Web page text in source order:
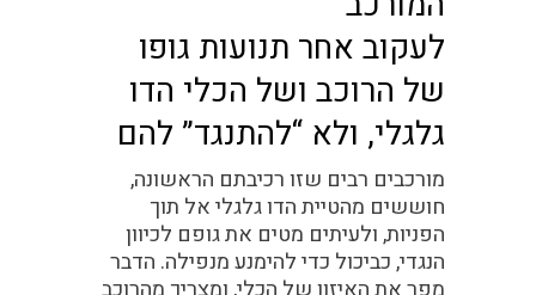
לעקוב אחר תנועות גופו
של הרוכב ושל הכלי הדו
גלגלי, ולא “להתנגד” להם
מורכבים רבים שזו רכיבתם הראשונה,
חוששים מהטיית הדו גלגלי אל תוך
הפניות, ולעיתים מטים את גופם לכיוון
הנגדי, כביכול כדי להימנע מנפילה. הדבר